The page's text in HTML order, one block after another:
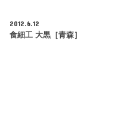
2012.6.12
食細工 大黒［青森］